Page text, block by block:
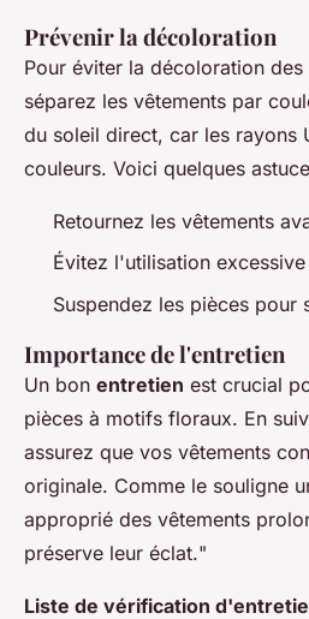
Prévenir la décoloration
Pour éviter la décoloration des
séparez les vêtements par
du soleil direct, car les rayons
couleurs. Voici quelques
Retournez les vêtements
Évitez l'utilisation
Suspendez les pièces pour
Importance de l'entretien
Un bon entretien est crucial
pièces à motifs floraux. En
assurez que vos vêtements
originale. Comme le souligne
approprié des vêtements
préserve leur éclat."
Liste de vérification